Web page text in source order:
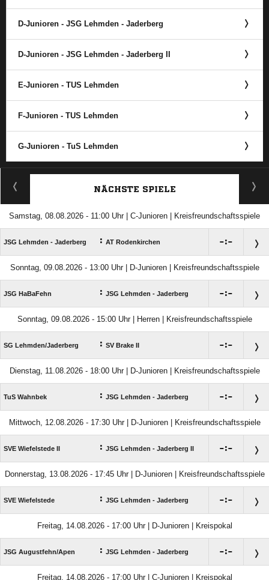
D-Junioren - JSG Lehmden - Jaderberg
D-Junioren - JSG Lehmden - Jaderberg II
E-Junioren - TUS Lehmden
F-Junioren - TUS Lehmden
G-Junioren - TuS Lehmden
ANZEIGE
NÄCHSTE SPIELE
Samstag, 08.08.2026 - 11:00 Uhr | C-Junioren | Kreisfreundschaftsspiele
JSG Lehmden - Jaderberg : AT Rodenkirchen :
Sonntag, 09.08.2026 - 13:00 Uhr | D-Junioren | Kreisfreundschaftsspiele
JSG HaBaFehn : JSG Lehmden - Jaderberg :
Sonntag, 09.08.2026 - 15:00 Uhr | Herren | Kreisfreundschaftsspiele
SG Lehmden/​Jaderberg : SV Brake II :
Dienstag, 11.08.2026 - 18:00 Uhr | D-Junioren | Kreisfreundschaftsspiele
TuS Wahnbek : JSG Lehmden - Jaderberg :
Mittwoch, 12.08.2026 - 17:30 Uhr | D-Junioren | Kreisfreundschaftsspiele
SVE Wiefelstede II : JSG Lehmden - Jaderberg II :
Donnerstag, 13.08.2026 - 17:45 Uhr | D-Junioren | Kreisfreundschaftsspiele
SVE Wiefelstede : JSG Lehmden - Jaderberg :
Freitag, 14.08.2026 - 17:00 Uhr | D-Junioren | Kreispokal
JSG Augustfehn/​Apen : JSG Lehmden - Jaderberg :
Freitag, 14.08.2026 - 17:00 Uhr | C-Junioren | Kreispokal